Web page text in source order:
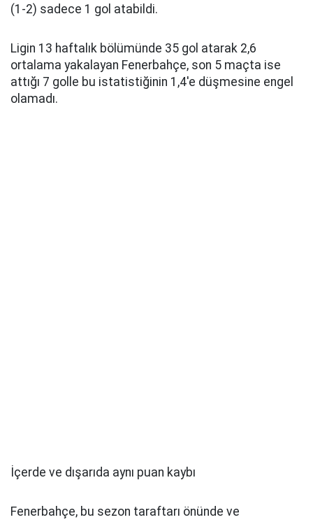
(1-2) sadece 1 gol atabildi.
Ligin 13 haftalık bölümünde 35 gol atarak 2,6
ortalama yakalayan Fenerbahçe, son 5 maçta ise
attığı 7 golle bu istatistiğinin 1,4'e düşmesine engel
olamadı.
İçerde ve dışarıda aynı puan kaybı
Fenerbahçe, bu sezon taraftarı önünde ve